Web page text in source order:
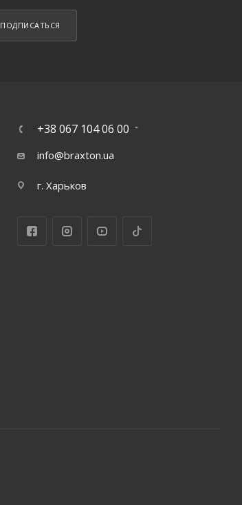
ПОДПИСАТЬСЯ
+38 067 104 06 00
info@braxton.ua
г. Харьков